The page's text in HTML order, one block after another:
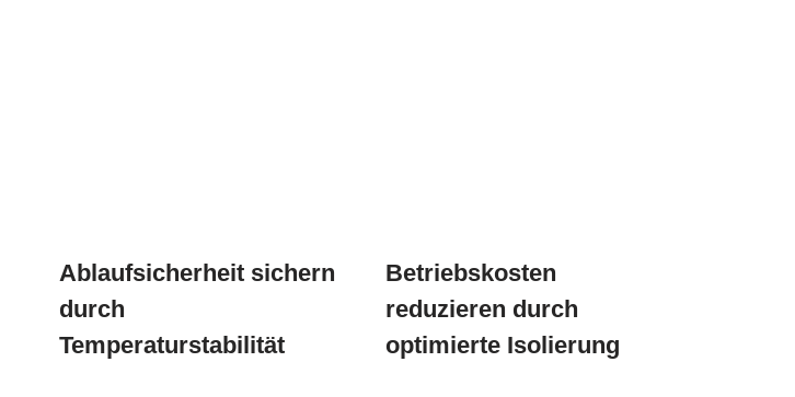
Ablaufsicherheit sichern
durch
Temperaturstabilität
Betriebskosten
reduzieren durch
optimierte Isolierung